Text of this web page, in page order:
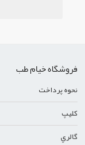
فروشگاه خیام طب
نحوه پرداخت
کليپ
گالري